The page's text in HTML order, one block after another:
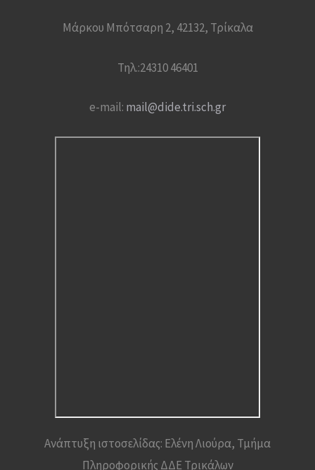
Μάρκου Μπότσαρη 2, 42132, Τρίκαλα
Τηλ.:24310 46401
e-mail: mail@dide.tri.sch.gr
Ανάπτυξη ιστοσελίδας: Ελένη Λιούρα, Τμήμα
Πληροφορικής ΔΔΕ Τρικάλων